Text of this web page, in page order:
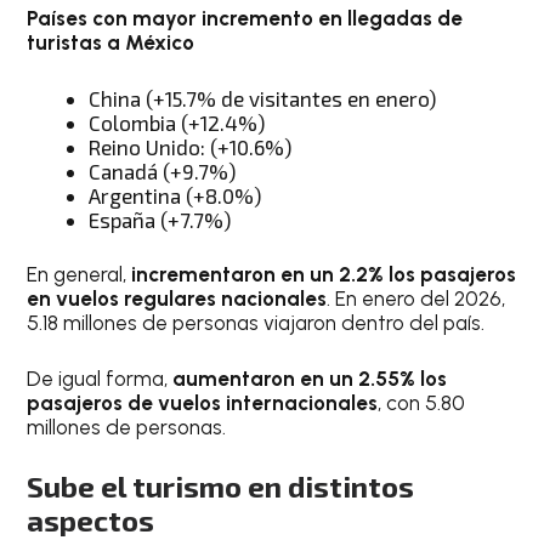
Países con mayor incremento en llegadas de
turistas a México
China (+15.7% de visitantes en enero)
Colombia (+12.4%)
Reino Unido: (+10.6%)
Canadá (+9.7%)
Argentina (+8.0%)
España (+7.7%)
En general, incrementaron en un 2.2% los pasajeros
en vuelos regulares nacionales. En enero del 2026,
5.18 millones de personas viajaron dentro del país.
De igual forma, aumentaron en un 2.55% los
pasajeros de vuelos internacionales, con 5.80
millones de personas.
Sube el turismo en distintos
aspectos